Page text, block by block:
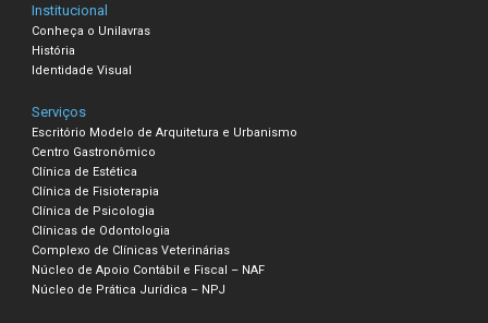
Institucional
Conheça o Unilavras
História
Identidade Visual
Serviços
Escritório Modelo de Arquitetura e Urbanismo
Centro Gastronômico
Clínica de Estética
Clínica de Fisioterapia
Clínica de Psicologia
Clínicas de Odontologia
Complexo de Clínicas Veterinárias
Núcleo de Apoio Contábil e Fiscal – NAF
Núcleo de Prática Jurídica – NPJ